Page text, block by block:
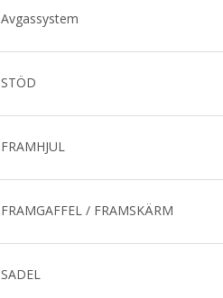
Avgassystem
STÖD
FRAMHJUL
FRAMGAFFEL / FRAMSKÄRM
SADEL